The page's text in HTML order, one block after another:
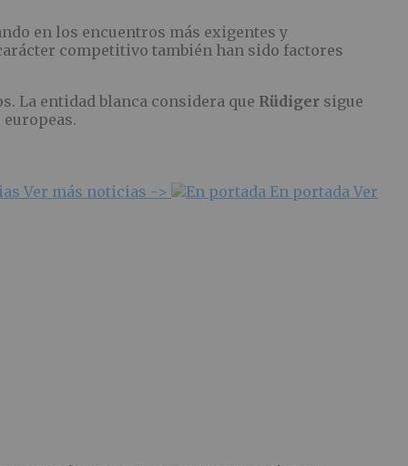
en los encuentros más exigentes y
competitivo también han sido factores
La entidad blanca considera que Rüdiger sigue
Ver más noticias -> En portada Ver